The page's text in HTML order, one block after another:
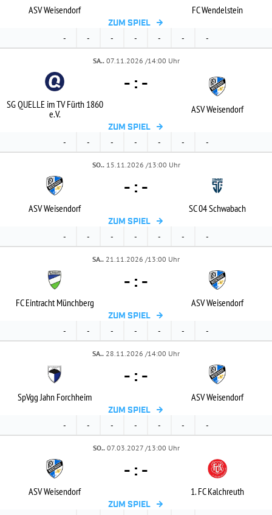
ASV Weisendorf FC Wendelstein
ZUM SPIEL
- - - - - - -
SA.. 07.11.2026 /14:00 Uhr
SG QUELLE im TV Fürth 1860
e.V.
- : -
ASV Weisendorf
ZUM SPIEL
- - - - - - -
SO.. 15.11.2026 /13:00 Uhr
ASV Weisendorf
- : -
SC 04 Schwabach
ZUM SPIEL
- - - - - - -
SA.. 21.11.2026 /13:00 Uhr
FC Eintracht Münchberg
- : -
ASV Weisendorf
ZUM SPIEL
- - - - - - -
SA.. 28.11.2026 /14:00 Uhr
SpVgg Jahn Forchheim
- : -
ASV Weisendorf
ZUM SPIEL
- - - - - - -
SO.. 07.03.2027 /13:00 Uhr
ASV Weisendorf
- : -
1. FC Kalchreuth
ZUM SPIEL